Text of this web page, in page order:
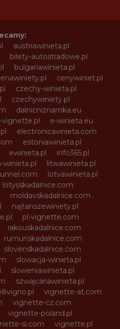
austriawinieta.pl
bilety-autostradowe.pl
bulgariawinieta.pl
cenywiniet.pl
czechy-winieta.pl
czechywiniety.pl
dalnicniznamka.eu
vignette.pl
e-winieta.eu
electronicavinieta.com
estoniawinieta.pl
ewinieta.pl
info365.pl
winieta.pl
litwawinieta.pl
lotvawinieta.pl
lotysskadalnice.com
moldavskadalnice.com
najtanszewiniety.pl
pl-vignette.com
rakouskadalnice.com
rumunskadalnice.com
slovenskadalnice.com
slowacja-winieta.pl
sloweniawinieta.pl
szwajcariawinieta.pl
vignette-at.com
vignette-cz.com
vignette-poland.pl
si.com
vignette.pl